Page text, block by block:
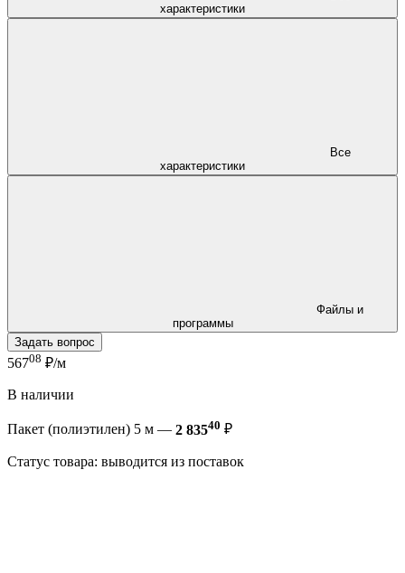
характеристики
характеристики
программы
Задать вопрос
56708 ₽/м
В наличии
Пакет (полиэтилен) 5 м — 2 83540 ₽
Статус товара: выводится из поставок